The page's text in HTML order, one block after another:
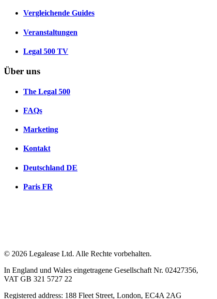
Vergleichende Guides
Veranstaltungen
Legal 500 TV
Über uns
The Legal 500
FAQs
Marketing
Kontakt
Deutschland DE
Paris FR
© 2026 Legalease Ltd. Alle Rechte vorbehalten.
In England und Wales eingetragene Gesellschaft Nr. 02427356,
VAT GB 321 5727 22
Registered address: 188 Fleet Street, London, EC4A 2AG